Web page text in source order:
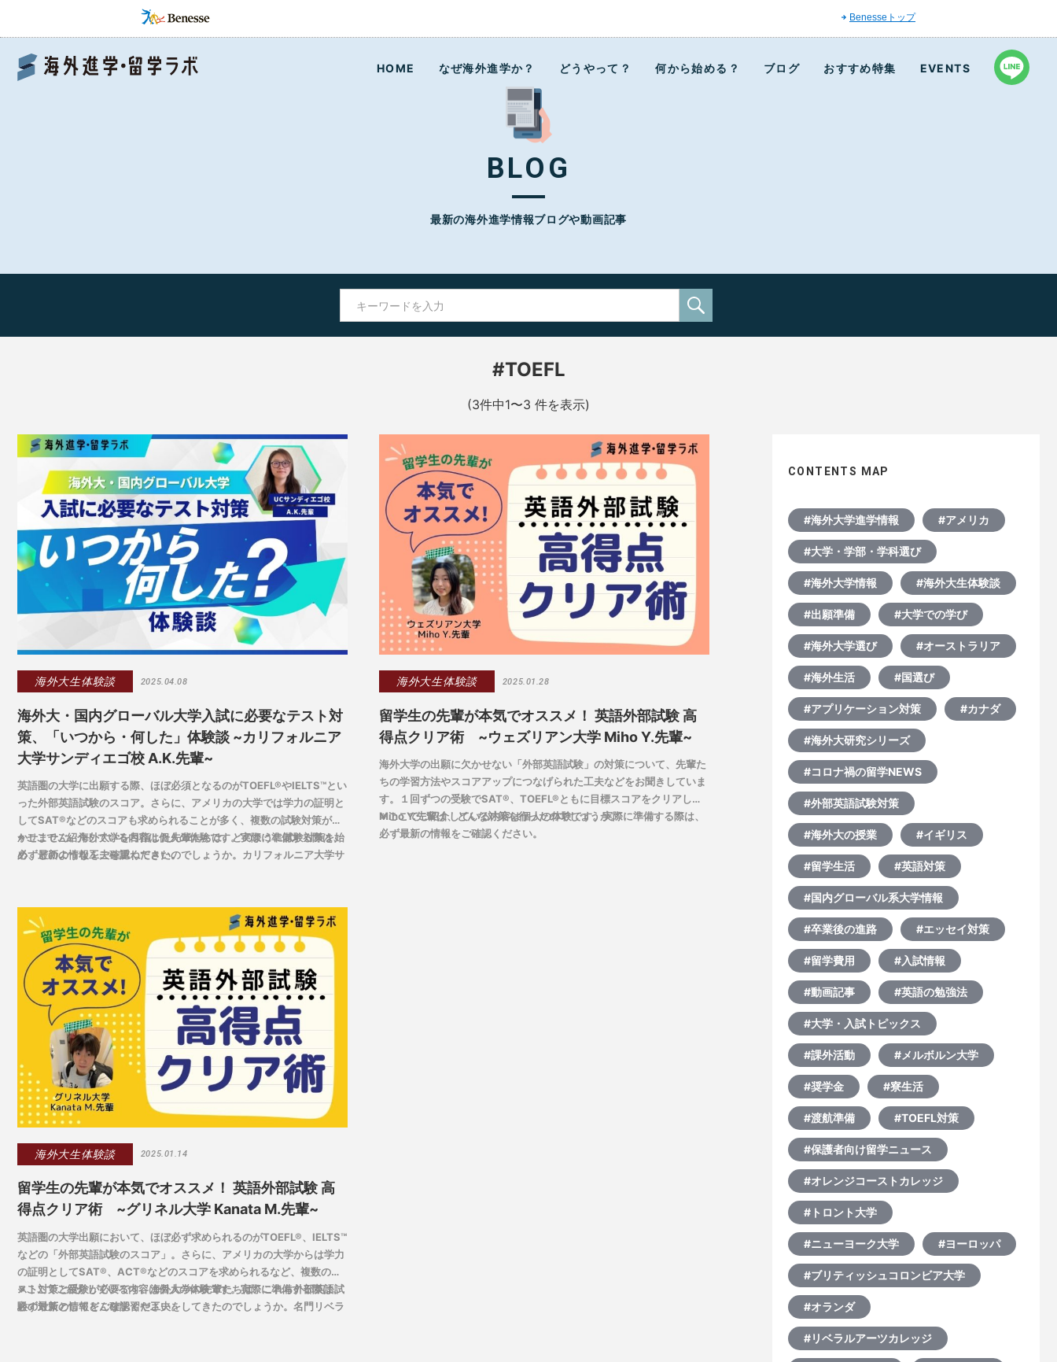
Benesseトップ
HOME なぜ海外進学か？ どうやって？ 何から始める？ ブログ おすすめ特集 EVENTS
BLOG
最新の海外進学情報ブログや動画記事
#TOEFL
(3件中1〜3 件を表示)
海外大生体験談 2025.04.08
海外大・国内グローバル大学入試に必要なテスト対
策、「いつから・何した」体験談 ~カリフォルニア
大学サンディエゴ校 A.K.先輩~
英語圏の大学に出願する際、ほぼ必須となるのがTOEFL®やIELTS™とい
った外部英語試験のスコア。さらに、アメリカの大学では学力の証明と
してSAT®などのスコアも求められることが多く、複数の試験対策が欠
かせません。海外大学を目指した先輩たちは、どのように試験対策を始
め、どのような工夫を重ねてきたのでしょうか。カリフォルニア大学サ
※ここでご紹介している内容は個人の体験です。実際に準備する際は、
必ず最新の情報をご確認ください。
海外大生体験談 2025.01.28
留学生の先輩が本気でオススメ！ 英語外部試験 高
得点クリア術 ~ウェズリアン大学 Miho Y.先輩~
海外大学の出願に欠かせない「外部英語試験」の対策について、先輩た
ちの学習方法やスコアアップにつなげられた工夫などをお聞きしていま
す。１回ずつの受験でSAT®、TOEFL®ともに目標スコアをクリアした
Miho Y.先輩は、どんな対策を行ったのでしょうか。
※ここでご紹介している内容は個人の体験です。実際に準備する際は、
必ず最新の情報をご確認ください。
海外大生体験談 2025.01.14
留学生の先輩が本気でオススメ！ 英語外部試験 高
得点クリア術 ~グリネル大学 Kanata M.先輩~
英語圏の大学出願において、ほぼ必ず求められるのがTOEFL®、IELTS™
などの「外部英語試験のスコア」。さらに、アメリカの大学からは学力
の証明としてSAT®、ACT®などのスコアを求められるなど、複数のテ
スト対策と受験が必要です。海外大学の先輩たちは、これら外部英語試
験の対策としてどんな学習や工夫をしてきたのでしょうか。名門リベラ
※ここでご紹介している内容は個人の体験です。実際に準備する際は、
必ず最新の情報をご確認ください。
CONTENTS MAP
#海外大学進学情報 #アメリカ
#大学・学部・学科選び
#海外大学情報 #海外大生体験談
#出願準備 #大学での学び
#海外大学選び #オーストラリア
#海外生活 #国選び
#アプリケーション対策 #カナダ
#海外大研究シリーズ
#コロナ禍の留学NEWS
#外部英語試験対策
#海外大の授業 #イギリス
#留学生活 #英語対策
#国内グローバル系大学情報
#卒業後の進路 #エッセイ対策
#留学費用 #入試情報
#動画記事 #英語の勉強法
#大学・入試トピックス
#課外活動 #メルボルン大学
#奨学金 #寮生活
#渡航準備 #TOEFL対策
#保護者向け留学ニュース
#オレンジコーストカレッジ
#トロント大学
#ニューヨーク大学 #ヨーロッパ
#ブリティッシュコロンビア大学
#オランダ
#リベラルアーツカレッジ